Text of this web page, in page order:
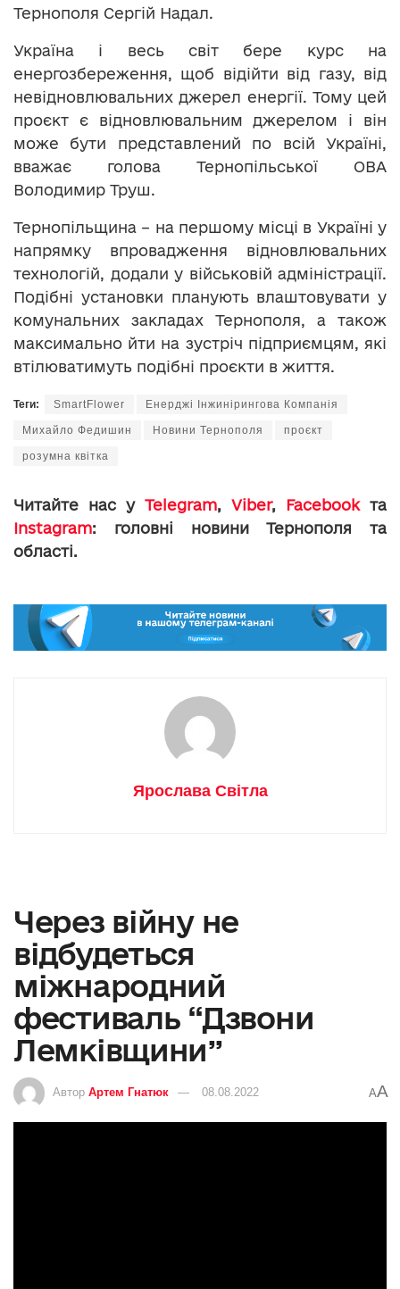
Тернополя Сергій Надал.
Україна і весь світ бере курс на
енергозбереження, щоб відійти від газу, від
невідновлювальних джерел енергії. Тому цей
проєкт є відновлювальним джерелом і він
може бути представлений по всій Україні,
вважає голова Тернопільської ОВА
Володимир Труш.
Тернопільщина – на першому місці в Україні у
напрямку впровадження відновлювальних
технологій, додали у військовій адміністрації.
Подібні установки планують влаштовувати у
комунальних закладах Тернополя, а також
максимально йти на зустріч підприємцям, які
втілюватимуть подібні проєкти в життя.
Теги: SmartFlower Енерджі Інжинірингова Компанія
Михайло Федишин Новини Тернополя проєкт
розумна квітка
Читайте нас у Telegram, Viber, Facebookта
Instagram: головні новини Тернополя та
області.
Ярослава Світла
Через війну не
відбудеться
міжнародний
фестиваль “Дзвони
Лемківщини”
Автор Артем Гнатюк 08.08.2022 AA